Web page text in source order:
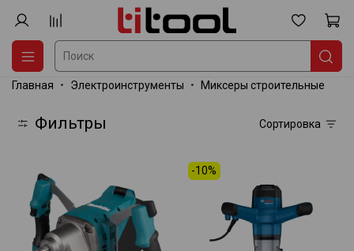
Главная Электроинструменты Миксеры строительные
Фильтры Сортировка
-10%